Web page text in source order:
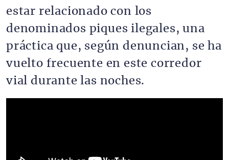
estar relacionado con los
denominados piques ilegales, una
práctica que, según denuncian, se ha
vuelto frecuente en este corredor
vial durante las noches.